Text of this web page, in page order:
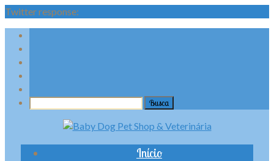
Twitter response:
Início